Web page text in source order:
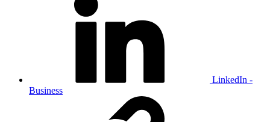
LinkedIn -
Business